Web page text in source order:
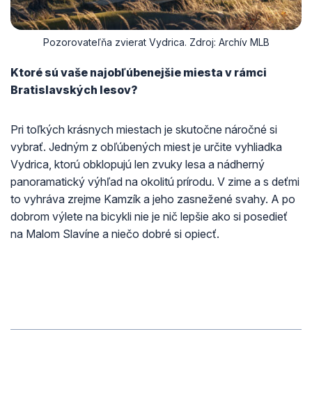
Pozorovateľňa zvierat Vydrica. Zdroj: Archív MLB
Ktoré sú vaše najobľúbenejšie miesta v rámci
Bratislavských lesov?
Pri toľkých krásnych miestach je skutočne náročné si
vybrať. Jedným z obľúbených miest je určite vyhliadka
Vydrica, ktorú obklopujú len zvuky lesa a nádherný
panoramatický výhľad na okolitú prírodu. V zime a s deťmi
to vyhráva zrejme Kamzík a jeho zasnežené svahy. A po
dobrom výlete na bicykli nie je nič lepšie ako si posedieť
na Malom Slavíne a niečo dobré si opiecť.